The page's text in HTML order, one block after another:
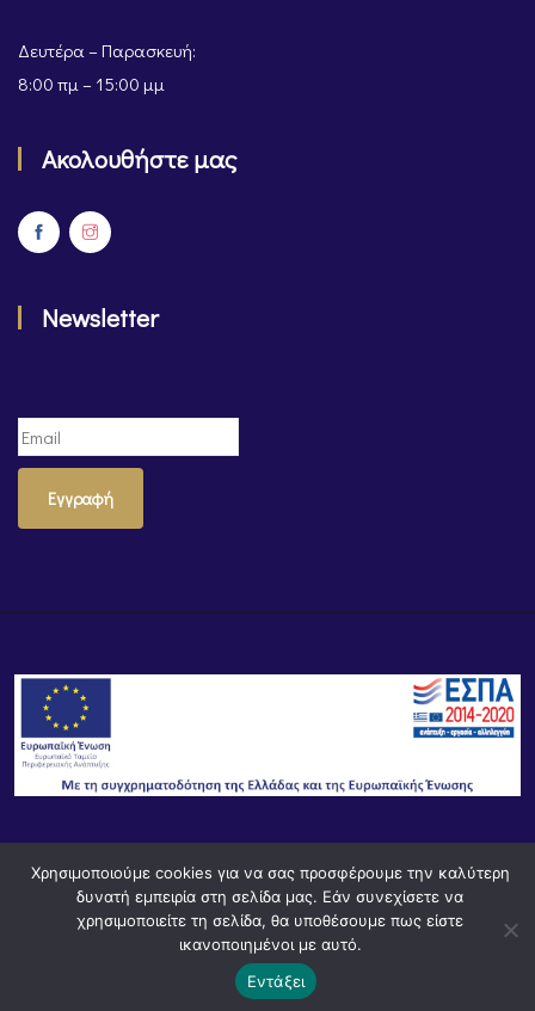
Δευτέρα – Παρασκευή:
8:00 πμ – 15:00 μμ
Ακολουθήστε μας
Newsletter
Εγγραφή
© Powered by Knowledge AE
Χρησιμοποιούμε cookies για να σας προσφέρουμε την καλύτερη
δυνατή εμπειρία στη σελίδα μας. Εάν συνεχίσετε να
χρησιμοποιείτε τη σελίδα, θα υποθέσουμε πως είστε
ικανοποιημένοι με αυτό.
Εντάξει